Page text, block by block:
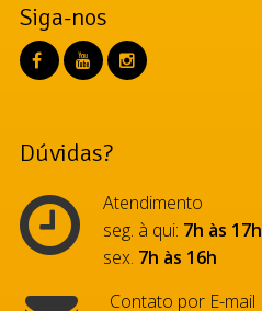
Siga-nos
Dúvidas?
Atendimento
seg. à qui: 7h às 17h
sex. 7h às 16h
Contato por E-mail